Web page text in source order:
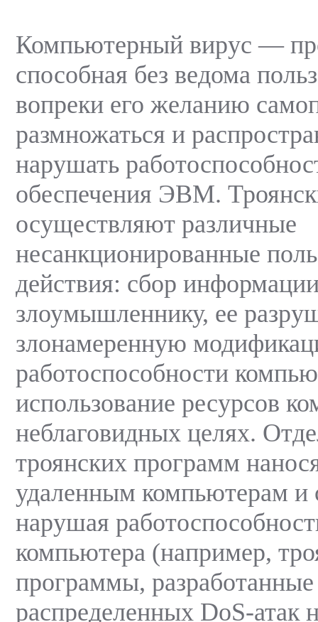
Компьютерный вирус —
способная без ведома
вопреки его желанию
размножаться и
нарушать
обеспечения ЭВМ.
осуществляют различные
несанкционированные
действия: сбор
злоумышленнику, ее
злонамеренную
работоспособности
использование ресурсов
неблаговидных целях.
троянских программ
удаленным компьютерам и
нарушая
компьютера (например,
программы,
распределенных DoS-атак